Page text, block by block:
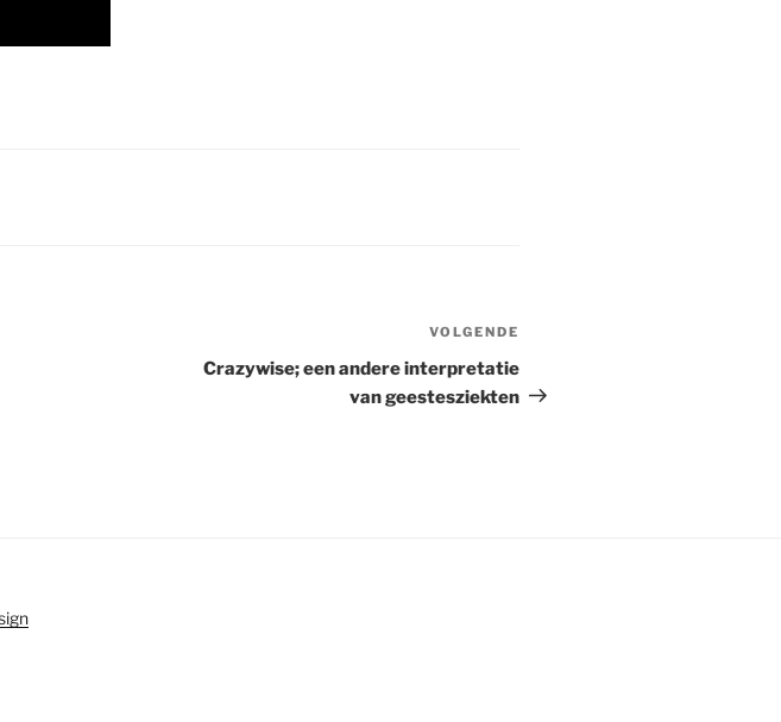
bericht
VOLGENDE
Crazywise; een andere interpretatie
van geestesziekten